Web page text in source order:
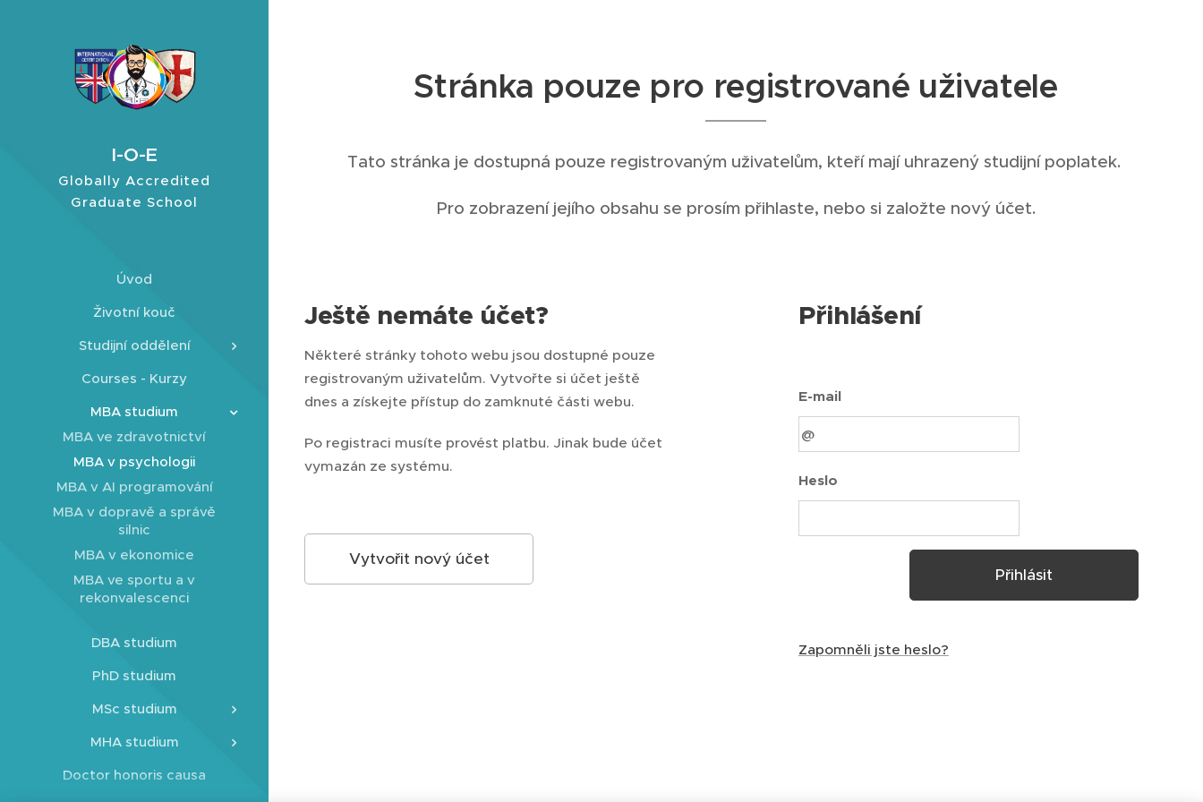
I-O-E
Globally Accredited
Graduate School
Úvod
Životní kouč
Studijní oddělení
Courses - Kurzy
MBA studium
MBA ve zdravotnictví
MBA v psychologii
MBA v AI programování
MBA v dopravě a správě
silnic
MBA v ekonomice
MBA ve sportu a v
rekonvalescenci
DBA studium
PhD studium
MSc studium
MHA studium
Doctor honoris causa
Stránka pouze pro registrované uživatele
Tato stránka je dostupná pouze registrovaným uživatelům, kteří mají uhrazený studijní poplatek.
Pro zobrazení jejího obsahu se prosím přihlaste, nebo si založte nový účet.
Ještě nemáte účet?
Některé stránky tohoto webu jsou dostupné pouze
registrovaným uživatelům. Vytvořte si účet ještě
dnes a získejte přístup do zamknuté části webu.
Po registraci musíte provést platbu. Jinak bude účet
vymazán ze systému.
Vytvořit nový účet
Přihlášení
E-mail
Heslo
Přihlásit
Zapomněli jste heslo?